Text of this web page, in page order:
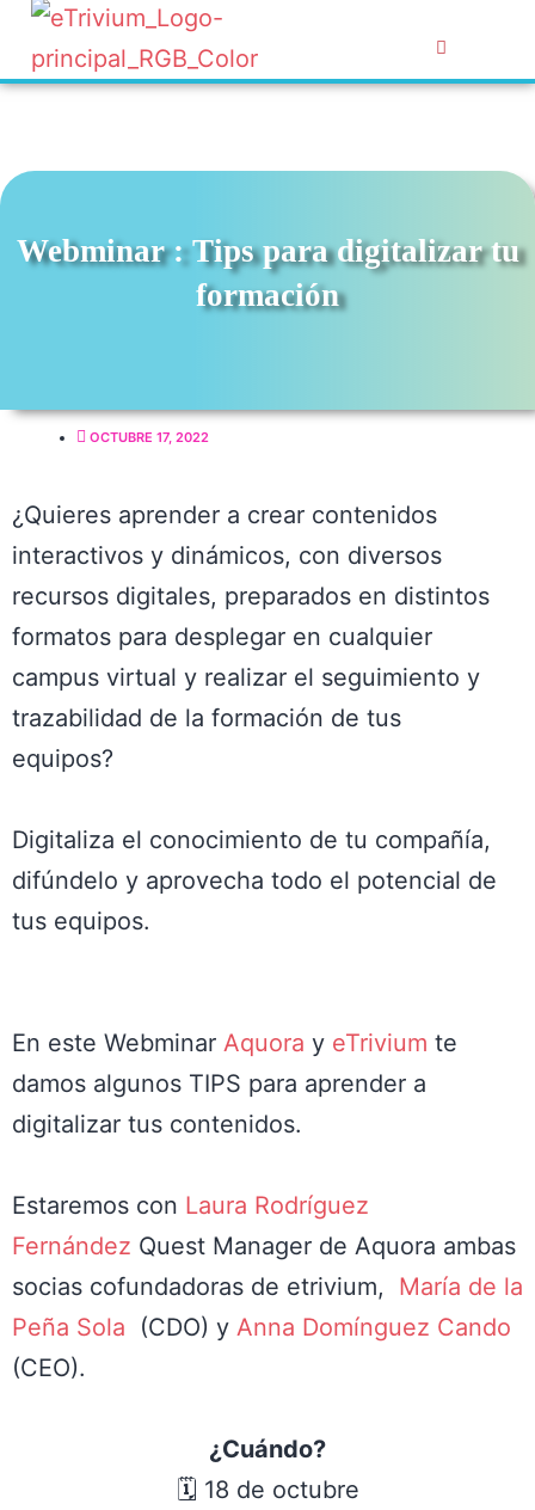
Webminar : Tips para digitalizar tu
formación
OCTUBRE 17, 2022
¿Quieres aprender a crear contenidos
interactivos y dinámicos, con diversos
recursos digitales, preparados en distintos
formatos para desplegar en cualquier
campus virtual y realizar el seguimiento y
trazabilidad de la formación de tus
equipos?
Digitaliza el conocimiento de tu compañía,
difúndelo y aprovecha todo el potencial de
tus equipos.
En este Webminar Aquora y eTrivium te
damos algunos TIPS para aprender a
digitalizar tus contenidos.
Estaremos con Laura Rodríguez
Fernández Quest Manager de Aquora ambas
socias cofundadoras de etrivium, María de la
Peña Sola (CDO) y Anna Domínguez Cando
(CEO).
¿Cuándo?
🗓️ 18 de octubre